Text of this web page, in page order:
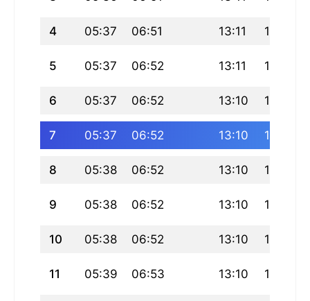
4 05:37 06:51 13:11 16:06
5 05:37 06:52 13:11 16:07
6 05:37 06:52 13:10 16:07
7 05:37 06:52 13:10 16:08
8 05:38 06:52 13:10 16:08
9 05:38 06:52 13:10 16:09
10 05:38 06:52 13:10 16:09
11 05:39 06:53 13:10 16:10